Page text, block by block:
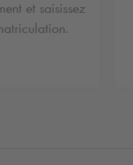
et saisissez